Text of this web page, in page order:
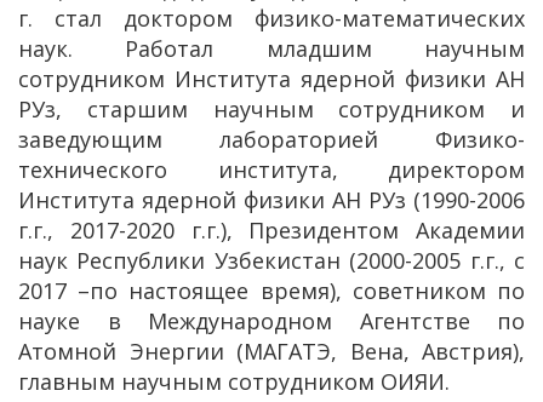
г. стал доктором физико-математических
наук. Работал младшим научным
сотрудником Института ядерной физики АН
РУз, старшим научным сотрудником и
заведующим лабораторией Физико-
технического института, директором
Института ядерной физики АН РУз (1990-2006
г.г., 2017-2020 г.г.), Президентом Академии
наук Республики Узбекистан (2000-2005 г.г., с
2017 –по настоящее время), советником по
науке в Международном Агентстве по
Атомной Энергии (МАГАТЭ, Вена, Австрия),
главным научным сотрудником ОИЯИ.